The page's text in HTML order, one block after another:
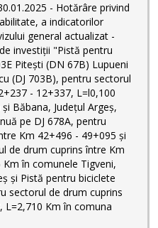
- Hotărâre privind
a indicatorilor
general actualizat -
investiţii "Pistă pentru
Piteşti (DN 67B) Lupueni
(DJ 703B), pentru sectorul
- 12+337, L=l0,100
Băbana, Judeţul Argeş,
pe DJ 678A, pentru
Km 42+496 - 49+095 și
de drum cuprins între Km
în comunele Tigveni,
și Pistă pentru biciclete
sectorul de drum cuprins
L=2,710 Km în comuna